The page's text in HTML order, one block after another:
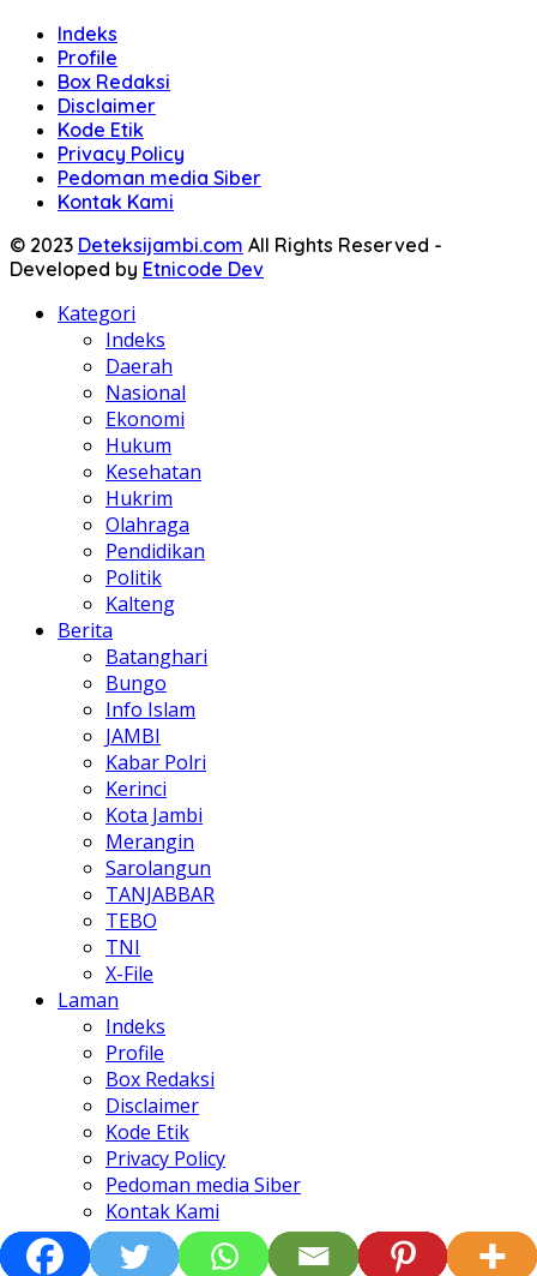
Indeks
Profile
Box Redaksi
Disclaimer
Kode Etik
Privacy Policy
Pedoman media Siber
Kontak Kami
© 2023 Deteksijambi.com All Rights Reserved -
Developed by Etnicode Dev
Kategori
Indeks
Daerah
Nasional
Ekonomi
Hukum
Kesehatan
Hukrim
Olahraga
Pendidikan
Politik
Kalteng
Berita
Batanghari
Bungo
Info Islam
JAMBI
Kabar Polri
Kerinci
Kota Jambi
Merangin
Sarolangun
TANJABBAR
TEBO
TNI
X-File
Laman
Indeks
Profile
Box Redaksi
Disclaimer
Kode Etik
Privacy Policy
Pedoman media Siber
Kontak Kami